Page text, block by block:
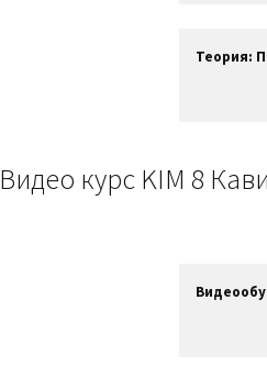
Теория:
Видео курс KIM 8